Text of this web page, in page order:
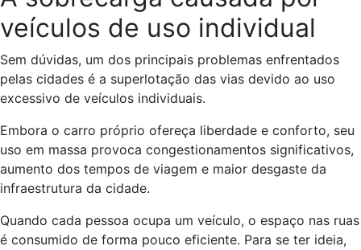
veículos de uso individual
Sem dúvidas, um dos principais problemas enfrentados
pelas cidades é a superlotação das vias devido ao uso
excessivo de veículos individuais.
Embora o carro próprio ofereça liberdade e conforto, seu
uso em massa provoca congestionamentos significativos,
aumento dos tempos de viagem e maior desgaste da
infraestrutura da cidade.
Quando cada pessoa ocupa um veículo, o espaço nas ruas
é consumido de forma pouco eficiente. Para se ter ideia,